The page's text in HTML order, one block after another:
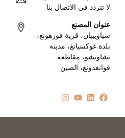
لا تتردد في الاتصال بنا
عنوان المصنع
شياويبيان، قرية فوزهونغ،
بلدة غوكسيانغ، مدينة
تشاوتشو، مقاطعة
قوانغدونغ، الصين